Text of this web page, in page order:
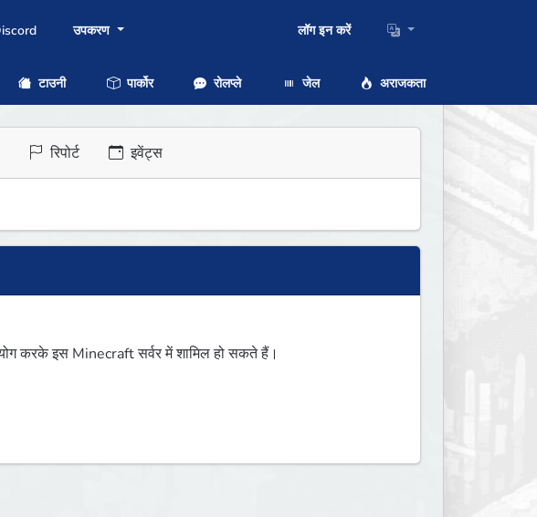
उपकरण लॉग इन करें
टाउनी पार्कोर रोलप्ले जेल अराजकता
रिपोर्ट इवेंट्स
करके इस Minecraft सर्वर में शामिल हो सकते हैं।